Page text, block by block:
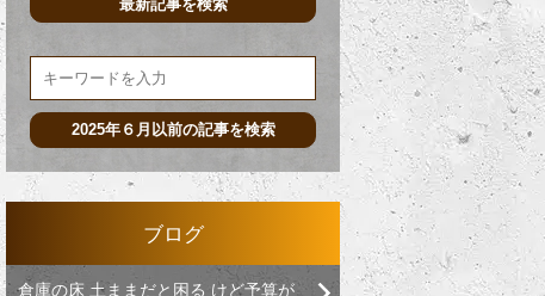
ブログ
倉庫の床 土ままだと困る けど予算が